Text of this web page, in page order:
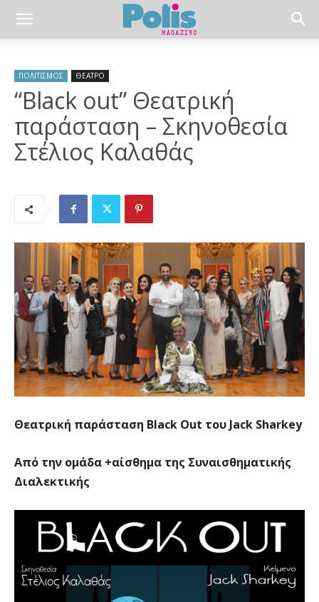
ΠΟΛΙΤΙΣΜΟΣ ΘΕΑΤΡΟ
“Black out” Θεατρική
παράσταση – Σκηνοθεσία
Στέλιος Καλαθάς
Θεατρική παράσταση Black Out του Jack Sharkey
Από την ομάδα +αίσθημα της Συναισθηματικής
Διαλεκτικής